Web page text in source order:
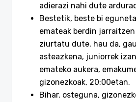
adierazi nahi dute
Bestetik, beste bi
emateak berdin
ziurtatu dute, hau da,
asteazkena, juniorrek
emateko aukera,
gizonezkoak, 20:00etan.
Bihar, osteguna,